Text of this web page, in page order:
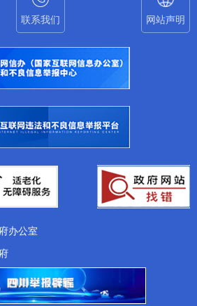
联系我们 网站声明
办公室